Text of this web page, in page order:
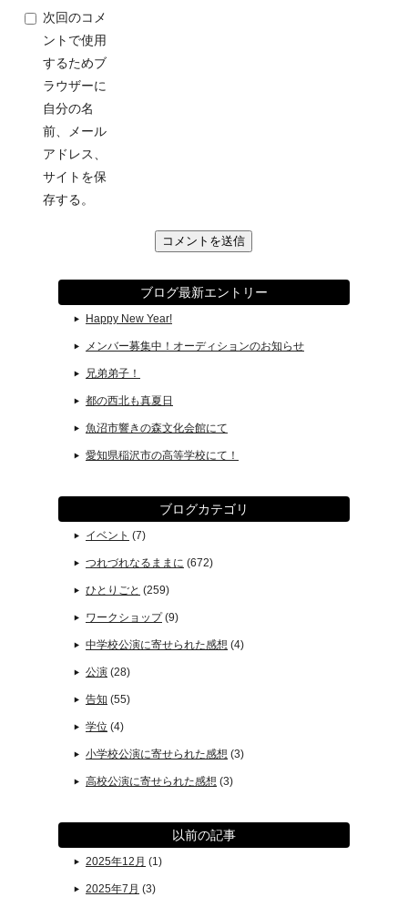
次回のコメ
ントで使用
するためブ
ラウザーに
自分の名
前、メール
アドレス、
サイトを保
存する。
ブログ最新エントリー
Happy New Year!
メンバー募集中！オーディションのお知らせ
兄弟弟子！
都の西北も真夏日
魚沼市響きの森文化会館にて
愛知県稲沢市の高等学校にて！
ブログカテゴリ
イベント (7)
つれづれなるままに (672)
ひとりごと (259)
ワークショップ(9)
中学校公演に寄せられた感想 (4)
公演 (28)
告知 (55)
学位 (4)
小学校公演に寄せられた感想 (3)
高校公演に寄せられた感想 (3)
以前の記事
2025年12月 (1)
2025年7月 (3)